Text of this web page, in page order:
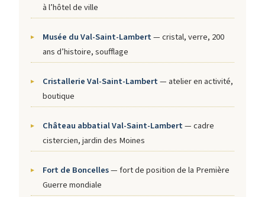
à l’hôtel de ville
Musée du Val-Saint-Lambert— cristal, verre, 200
ans d’histoire, soufflage
Cristallerie Val-Saint-Lambert— atelier en activité,
boutique
Château abbatial Val-Saint-Lambert— cadre
cistercien, jardin des Moines
Fort de Boncelles— fort de position de la Première
Guerre mondiale